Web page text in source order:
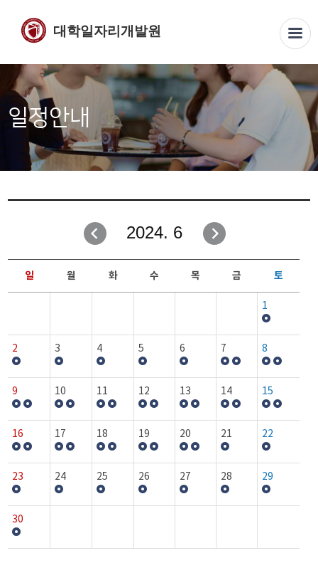
대학일자리개발원
일정안내
2024. 6
일 월 화 수 목 금 토
1
2 3 4 5 6 7 8
9 10 11 12 13 14 15
16 17 18 19 20 21 22
23 24 25 26 27 28 29
30